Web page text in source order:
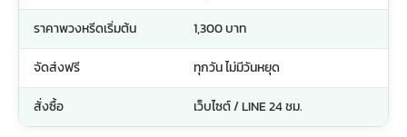
ราคาพวงหรีดเริ่มต้น 1,300 บาท
จัดส่งฟรี ทุกวัน ไม่มีวันหยุด
สั่งซื้อ เว็บไซต์ / LINE 24 ชม.